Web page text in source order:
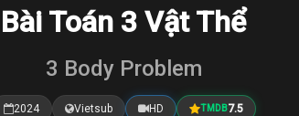
Bài Toán 3 Vật Thể
3 Body Problem
2024 Vietsub HD TMDB7.5